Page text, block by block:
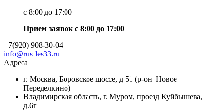
с 8:00 до 17:00
Прием заявок с 8:00 до 17:00
+7(920) 908-30-04
info@rus-les33.ru
Адреса
г. Москва, Боровское шоссе, д 51 (р-он. Новое
Переделкино)
Владимирская область, г. Муром, проезд Куйбышева,
д.6г